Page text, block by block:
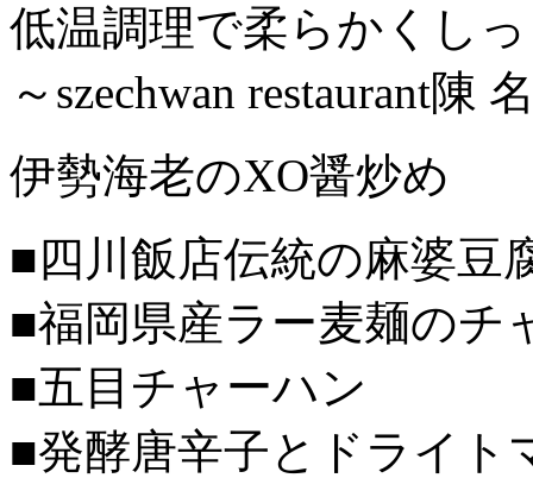
低温調理で柔らかくし
～szechwan restaurant陳
伊勢海老のXO醤炒め
■四川飯店伝統の麻婆豆
■福岡県産ラー麦麺のチ
■五目チャーハン
■発酵唐辛子とドライト